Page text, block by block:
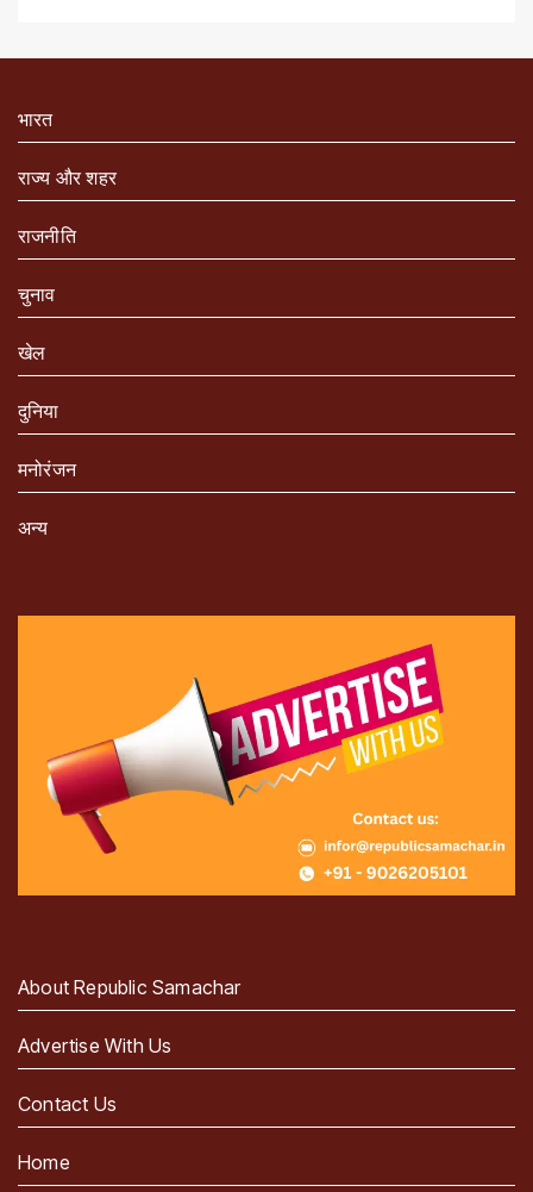
भारत
राज्य और शहर
राजनीति
चुनाव
खेल
दुनिया
मनोरंजन
अन्य
About Republic Samachar
Advertise With Us
Contact Us
Home